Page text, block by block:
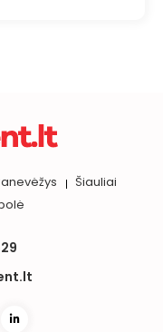
Šiauliai